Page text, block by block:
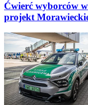
Ćwierć wyborców
projekt